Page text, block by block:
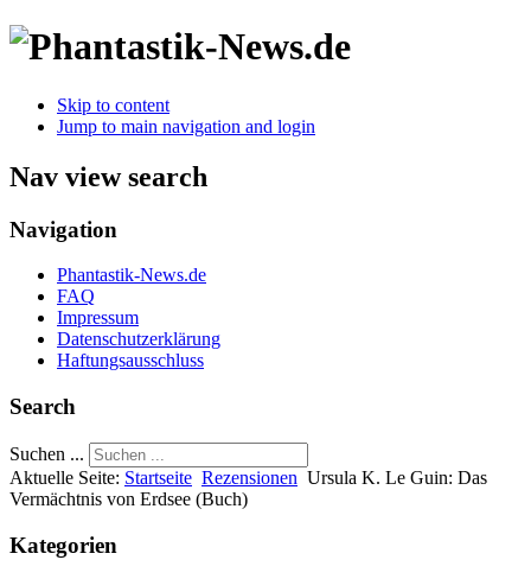
Skip to content
Jump to main navigation and login
Nav view search
Navigation
Phantastik-News.de
FAQ
Impressum
Datenschutzerklärung
Haftungsausschluss
Search
Suchen ...
Aktuelle Seite: Startseite Rezensionen Ursula K. Le Guin: Das
Vermächtnis von Erdsee (Buch)
Kategorien